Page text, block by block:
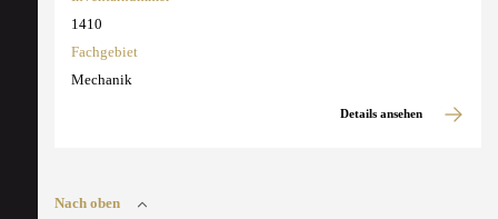
1410
Fachgebiet
Mechanik
Details ansehen
Nach oben